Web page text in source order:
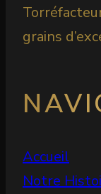
grains
Accueil
Notre